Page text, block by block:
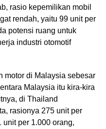
rasio kepemilikan mobil
rendah, yaitu 99 unit per
potensi ruang untuk
industri otomotif
motor di Malaysia sebesar
Malaysia itu kira-kira
di Thailand
rasionya 275 unit per
unit per 1.000 orang,